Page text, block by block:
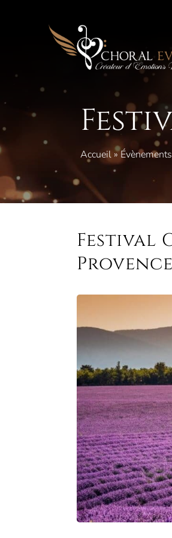
Accueil »Évènements
Festival
Provence